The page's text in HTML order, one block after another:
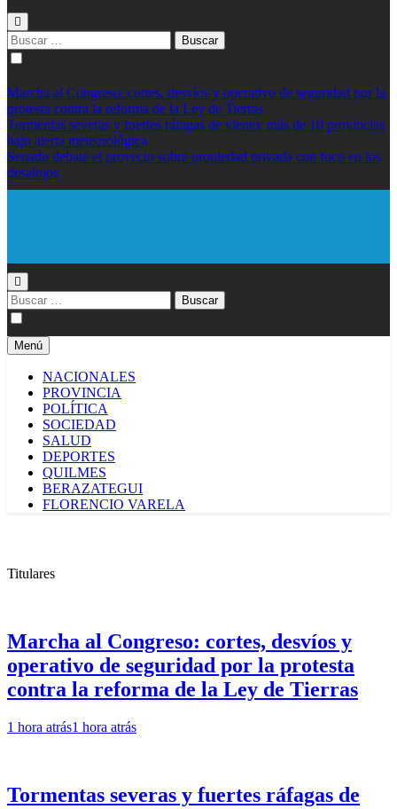
Buscar:
Marcha al Congreso: cortes, desvíos y operativo de seguridad por la
protesta contra la reforma de la Ley de Tierras
Tormentas severas y fuertes ráfagas de viento: más de 10 provincias
bajo alerta meteorológica
Senado debate el proyecto sobre propiedad privada con foco en los
desalojos
Buscar:
Menú
NACIONALES
PROVINCIA
POLÍTICA
SOCIEDAD
SALUD
DEPORTES
QUILMES
BERAZATEGUI
FLORENCIO VARELA
Titulares
Marcha al Congreso: cortes, desvíos y
operativo de seguridad por la protesta
contra la reforma de la Ley de Tierras
1 hora atrás1 hora atrás
Tormentas severas y fuertes ráfagas de